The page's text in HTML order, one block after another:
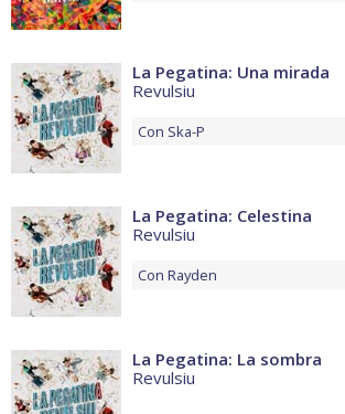
La Pegatina: Una mirada
Revulsiu
Con Ska-P
La Pegatina: Celestina
Revulsiu
Con Rayden
La Pegatina: La sombra
Revulsiu